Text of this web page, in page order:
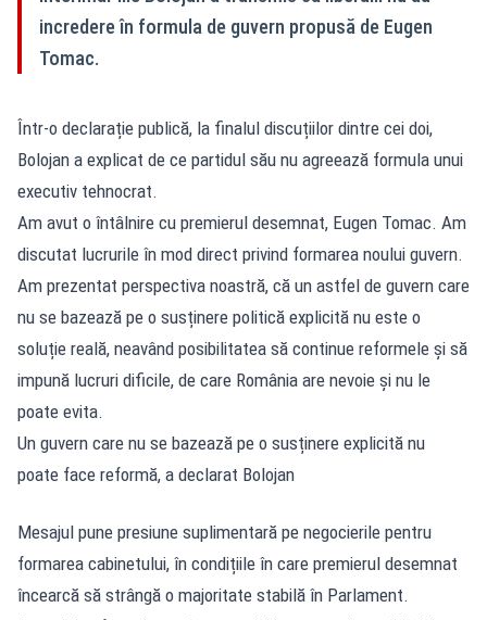
incredere în formula de guvern propusă de Eugen
Tomac.
Într-o declarație publică, la finalul discuțiilor dintre cei doi,
Bolojan a explicat de ce partidul său nu agreează formula unui
executiv tehnocrat.
Am avut o întâlnire cu premierul desemnat, Eugen Tomac. Am
discutat lucrurile în mod direct privind formarea noului guvern.
Am prezentat perspectiva noastră, că un astfel de guvern care
nu se bazează pe o susținere politică explicită nu este o
soluție reală, neavând posibilitatea să continue reformele și să
impună lucruri dificile, de care România are nevoie și nu le
poate evita.
Un guvern care nu se bazează pe o susținere explicită nu
poate face reformă, a declarat Bolojan
Mesajul pune presiune suplimentară pe negocierile pentru
formarea cabinetului, în condițiile în care premierul desemnat
încearcă să strângă o majoritate stabilă în Parlament.